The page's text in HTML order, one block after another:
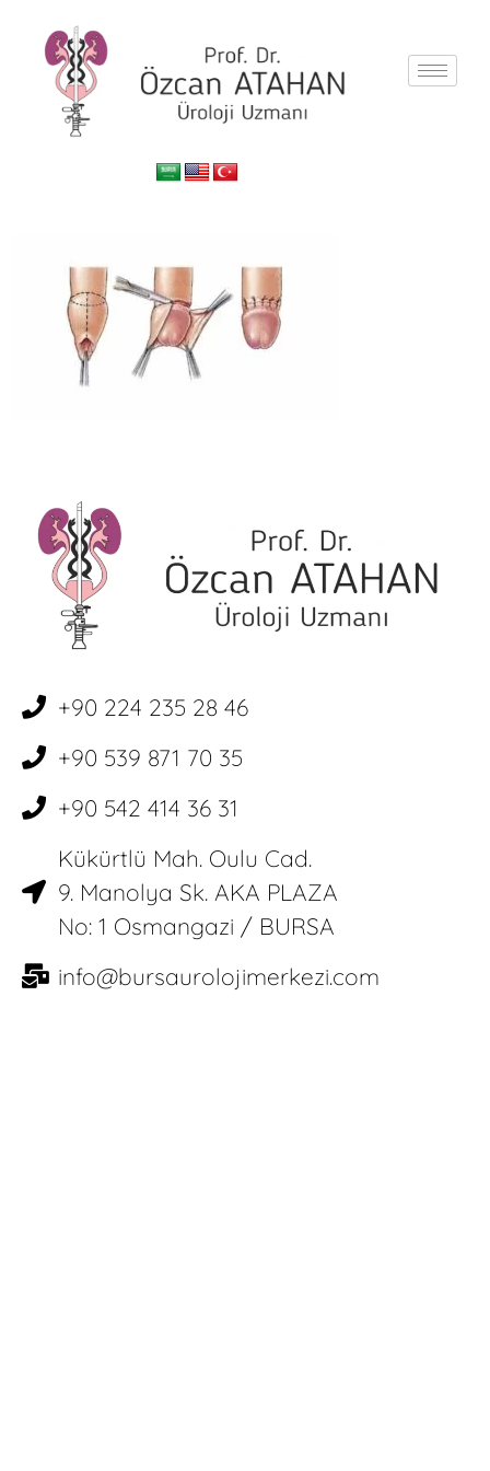
+90 224 235 28 46
+90 539 871 70 35
+90 542 414 36 31
Kükürtlü Mah. Oulu Cad.
9. Manolya Sk. AKA PLAZA
No: 1 Osmangazi / BURSA
info@bursaurolojimerkezi.com